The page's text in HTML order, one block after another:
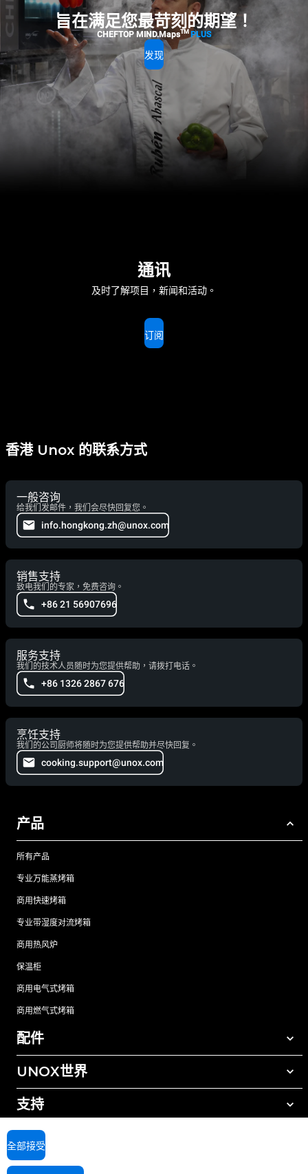
旨在满足您最苛刻的期望！
CHEFTOP MIND.MapsTM PLUS
发现
通讯
及时了解项目，新闻和活动。
订阅
香港 Unox 的联系方式
一般咨询
给我们发邮件，我们会尽快回复您。
info.hongkong.zh@unox.com
销售支持
致电我们的专家，免费咨询。
+86 21 56907696
服务支持
我们的技术人员随时为您提供帮助，请拨打电话。
+86 1326 2867 676
烹饪支持
我们的公司厨师将随时为您提供帮助并尽快回复。
cooking.support@unox.com
产品
所有产品
专业万能蒸烤箱
商用快速烤箱
专业带湿度对流烤箱
商用热风炉
保温柜
商用电气式烤箱
商用燃气式烤箱
配件
所有配件
手动清洗清洁剂
树脂过滤水处理
反渗透水处理
UNOX世界
我们在全球的办事处
支持
UNOX质保
查找经销商
全部接受